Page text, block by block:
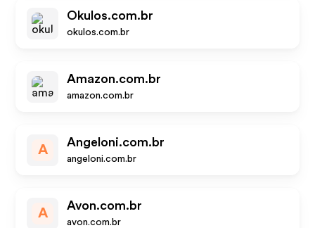
Okulos.com.br
okulos.com.br
Amazon.com.br
amazon.com.br
A
Angeloni.com.br
angeloni.com.br
A
Avon.com.br
avon.com.br